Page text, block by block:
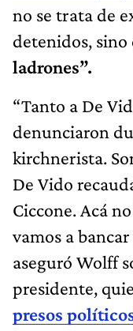
no se trata de
detenidos, sino
ladrones”.
“Tanto a De
denunciaron
kirchnerista.
De Vido
Ciccone. Acá
vamos a
aseguró Wolff
presidente,
presos